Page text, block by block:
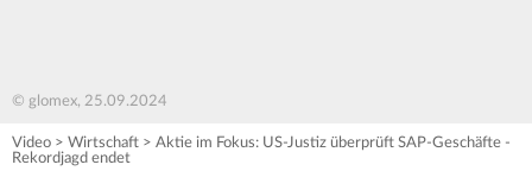
© glomex, 25.09.2024
Video > Wirtschaft > Aktie im Fokus: US-Justiz überprüft SAP-Geschäfte -
Rekordjagd endet